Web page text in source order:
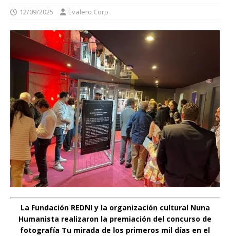
12/09/2025 Evalero Corp
La Fundación REDNI y la organización cultural Nuna
Humanista realizaron la premiación del concurso de
fotografía Tu mirada de los primeros mil días en el